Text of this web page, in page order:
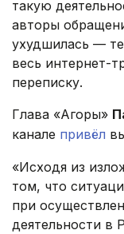
такую
авторы
ухудшилась —
весь интернет-
переписку.
Глава «Агоры»
канале привёл
«Исходя из
том, что
при
деятельности в